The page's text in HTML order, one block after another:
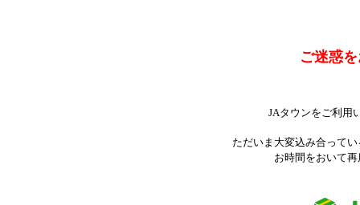
ご迷惑
JAタウンをご利用
ただいま大変込み合って
お時間をおいて